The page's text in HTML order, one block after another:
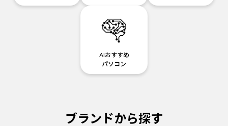
AIおすすめ
パソコン
ブランドから探す